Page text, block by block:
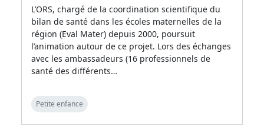
L’ORS, chargé de la coordination scientifique du
bilan de santé dans les écoles maternelles de la
région (Eval Mater) depuis 2000, poursuit
l’animation autour de ce projet. Lors des échanges
avec les ambassadeurs (16 professionnels de
santé des différents…
Petite enfance